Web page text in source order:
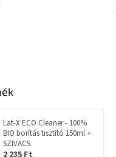
Lat-X ECO Cleaner - 100%
BIO borítás tisztító 150ml +
SZIVACS
2 235 Ft